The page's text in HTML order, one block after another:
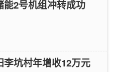
2号机组冲转成功
坑村年增收12万元